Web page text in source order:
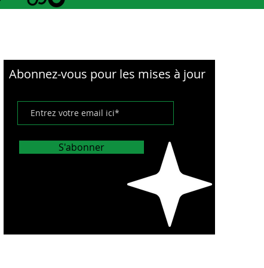
Abonnez-vous pour les mises à jour
S'abonner